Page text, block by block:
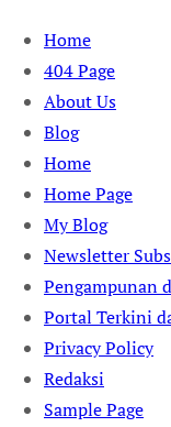
Skip
content
Home
404 Page
About Us
Blog
Home
Home Page
My Blog
Newsletter
Pengampunan
Portal Terkini
Privacy Policy
Redaksi
Sample Page